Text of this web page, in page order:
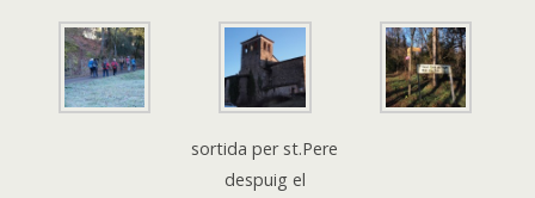
sortida per st.Pere
despuig el